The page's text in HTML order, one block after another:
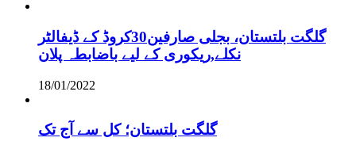
گلگت بلتستان، بجلی صارفین30کروڈ کے ڈیفالٹر
نکلے,ریکوری کے لیے باضابطہ پلان
18/01/2022
گلگت بلتستان؛ کل سے آج تک